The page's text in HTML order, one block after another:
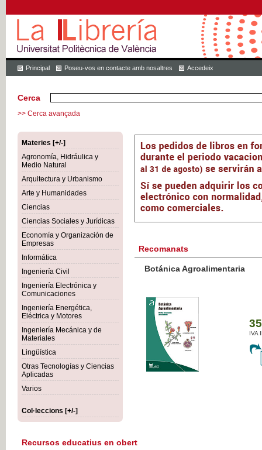
Principal Poseu-vos en contacte amb nosaltres Accedeix
Cerca
>> Cerca avançada
Materies [+/-]
Agronomía, Hidráulica y
Medio Natural
Arquitectura y Urbanismo
Arte y Humanidades
Ciencias
Ciencias Sociales y Jurídicas
Economía y Organización de
Empresas
Informática
Ingeniería Civil
Ingeniería Electrónica y
Comunicaciones
Ingeniería Energética,
Eléctrica y Motores
Ingeniería Mecánica y de
Materiales
Lingüística
Otras Tecnologías y Ciencias
Aplicadas
Varios
Col·leccions [+/-]
Recomanats
Botánica Agroalimentaria
IVA
Recursos educatius en obert